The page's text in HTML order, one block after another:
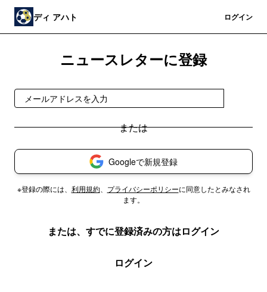
ディ アハト ログイン
ニュースレターに登録
Googleで新規登録
※登録の際には、 利用規約、 プライバシーポリシーに同意したとみなされ
ます。
または、すでに登録済みの方はログイン
ログイン